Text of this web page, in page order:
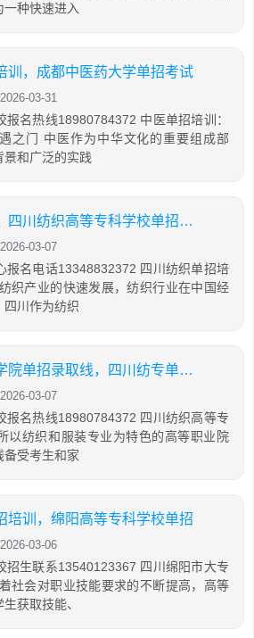
种快速进入
训，成都中医药大学单招考试
03-31
报名热线18980784372 中医单招培训：
之门 中医作为中华文化的重要组成部
景和广泛的实践
四川纺织单招培训，四川纺织高等专科学校单招试题
03-07
报名电话13348832372 四川纺织单招培
织产业的快速发展，纺织行业在中国经
四川作为纺织
四川纺织高等专科学院单招录取线，四川纺专单招分数线2020
03-07
报名热线18980784372 四川纺织高等专
以纺织和服装专业为特色的高等职业院
备受考生和家
培训，绵阳高等专科学校单招
03-06
招生联系13540123367 四川绵阳市大专
社会对职业技能要求的不断提高，高等
获取技能、